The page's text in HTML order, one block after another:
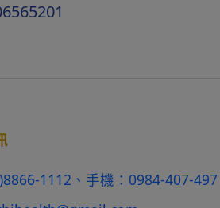
1112、手機：0984-407-497